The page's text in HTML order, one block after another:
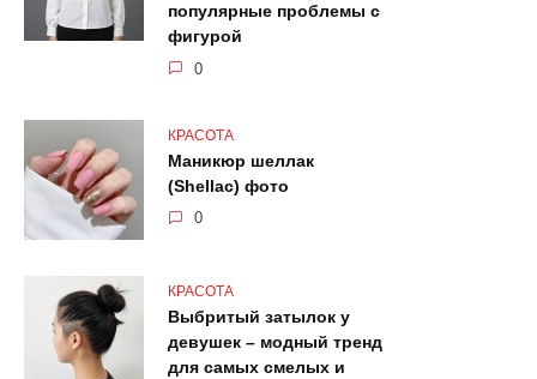
популярные проблемы с
фигурой
0
КРАСОТА
Маникюр шеллак
(Shellac) фото
0
КРАСОТА
Выбритый затылок у
девушек – модный тренд
для самых смелых и